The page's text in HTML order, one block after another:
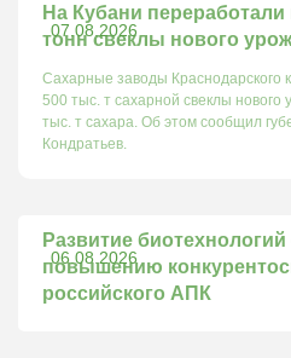
07.08.2026
На Кубани
тонн свеклы нового
Сахарные заводы Краснодарского
500 тыс. т сахарной свеклы нового
тыс. т сахара. Об этом сообщил
Кондратьев.
06.08.2026
Развитие
повышению
российского АПК